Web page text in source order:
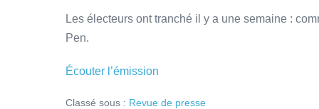
Les électeurs ont tranché il y a une semaine :
Pen.
Écouter l’émission
Classé sous : Revue de presse